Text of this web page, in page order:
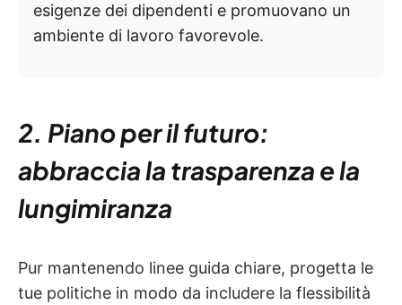
esigenze dei dipendenti e promuovano un
ambiente di lavoro favorevole.
2. Piano per il futuro:
abbraccia la trasparenza e la
lungimiranza
Pur mantenendo linee guida chiare, progetta le
tue politiche in modo da includere la flessibilità